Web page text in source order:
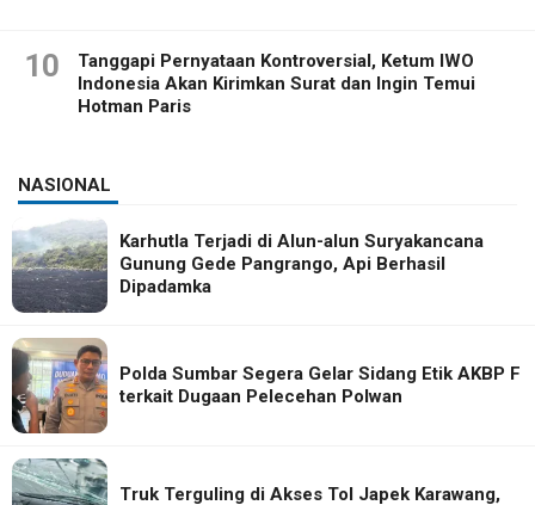
10
Tanggapi Pernyataan Kontroversial, Ketum IWO
Indonesia Akan Kirimkan Surat dan Ingin Temui
Hotman Paris
NASIONAL
Karhutla Terjadi di Alun-alun Suryakancana
Gunung Gede Pangrango, Api Berhasil
Dipadamka
Polda Sumbar Segera Gelar Sidang Etik AKBP F
terkait Dugaan Pelecehan Polwan
Truk Terguling di Akses Tol Japek Karawang,